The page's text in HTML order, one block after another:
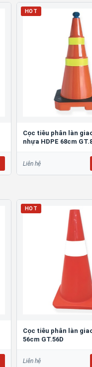
HOT
Cọc tiêu phân làn
nhựa HDPE 68cm
Liên hệ
HOT
Cọc tiêu phân làn
56cm GT.56D
Liên hệ